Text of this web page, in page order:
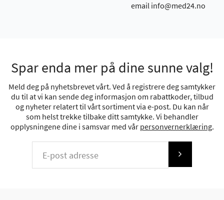
email info@med24.no
Spar enda mer på dine sunne valg!
Meld deg på nyhetsbrevet vårt. Ved å registrere deg samtykker
du til at vi kan sende deg informasjon om rabattkoder, tilbud
og nyheter relatert til vårt sortiment via e-post. Du kan når
som helst trekke tilbake ditt samtykke. Vi behandler
opplysningene dine i samsvar med vår personvernerklæring.